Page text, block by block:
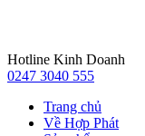
Hotline Kinh Doanh
0247 3040 555
Trang chủ
Về Hợp Phát